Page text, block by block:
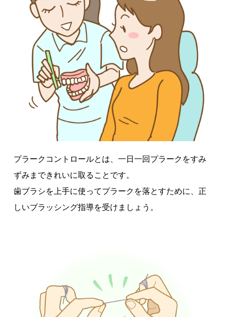
プラークコントロールとは、一日一回プラークをすみ
ずみまできれいに取ることです。
歯ブラシを上手に使ってプラークを落とすために、正
しいブラッシング指導を受けましょう。